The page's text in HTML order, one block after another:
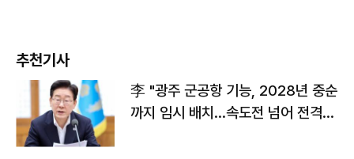
추천기사
李 "광주 군공항 기능, 2028년 중순
까지 임시 배치…속도전 넘어 전격